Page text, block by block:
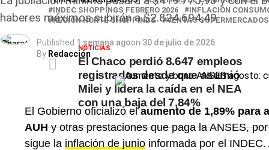
INDEC SHOPPINGS FEBRERO 2026
INFLACIÓN
REGIÓN NORTE SHOPPINGS
VENTAS
NOTICIAS
El Chaco perdió 8.647 empleos
registrados desde que asumió
Milei y lidera la caída en el NEA
con una baja del 7,84%
haberes máximos subirán a $2.824.694,49
Published 1 semana agoon 30 de julio de 2026
By Redacción
El Gobierno oficializó elaumento de 1,89% para
AUHy otras prestaciones que paga la ANSES,
sigue la inflación de junio informada por el